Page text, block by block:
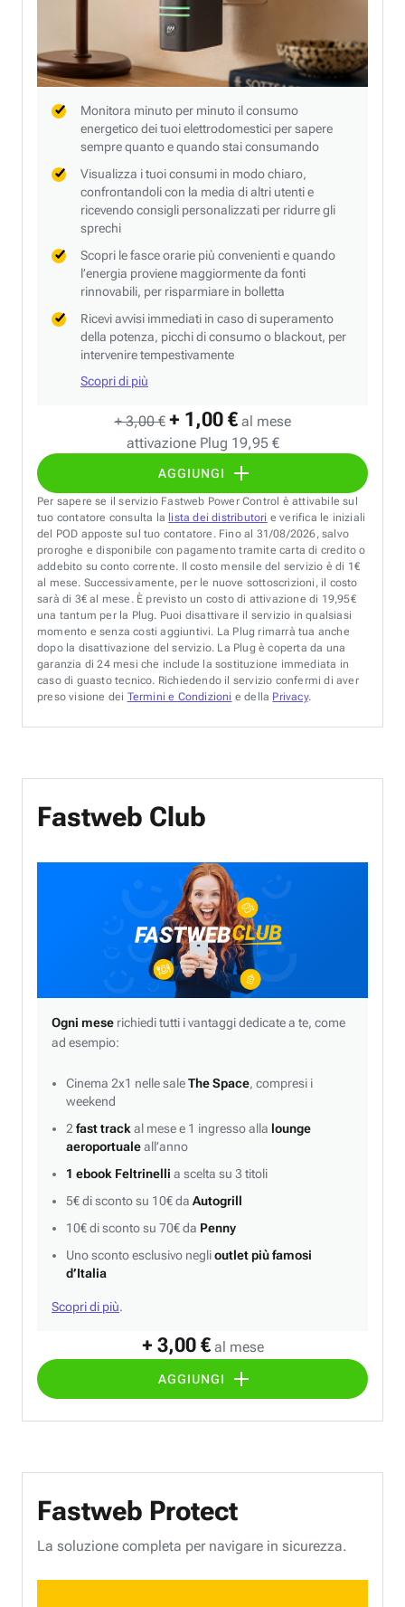
+ 3,00 € + 1,00 € al mese
attivazione Plug 19,95 €
AGGIUNGI
Monitora minuto per minuto il consumo
energetico dei tuoi elettrodomestici per sapere
sempre quanto e quando stai consumando
Visualizza i tuoi consumi in modo chiaro,
confrontandoli con la media di altri utenti e
ricevendo consigli personalizzati per ridurre gli
sprechi
Scopri le fasce orarie più convenienti e quando
l’energia proviene maggiormente da fonti
rinnovabili, per risparmiare in bolletta
Ricevi avvisi immediati in caso di superamento
della potenza, picchi di consumo o blackout, per
intervenire tempestivamente
Scopri di più
Per sapere se il servizio Fastweb Power Control è attivabile sul
tuo contatore consulta la lista dei distributori e verifica le iniziali
del POD apposte sul tuo contatore. Fino al 31/08/2026, salvo
proroghe e disponibile con pagamento tramite carta di credito o
addebito su conto corrente. Il costo mensile del servizio è di 1€
al mese. Successivamente, per le nuove sottoscrizioni, il costo
sarà di 3€ al mese. È previsto un costo di attivazione di 19,95€
una tantum per la Plug. Puoi disattivare il servizio in qualsiasi
momento e senza costi aggiuntivi. La Plug rimarrà tua anche
dopo la disattivazione del servizio. La Plug è coperta da una
garanzia di 24 mesi che include la sostituzione immediata in
caso di guasto tecnico. Richiedendo il servizio confermi di aver
preso visione dei Termini e Condizioni e della Privacy.
Fastweb Club
+ 3,00 € al mese
AGGIUNGI
Ogni mese richiedi tutti i vantaggi dedicate a te, come
ad esempio:
Cinema 2x1 nelle saleThe Space, compresi i
weekend
2 fast track al mese e 1 ingresso alla lounge
aeroportualeall’anno
1 ebook Feltrinelli a scelta su 3 titoli
5€ di sconto su 10€ da Autogrill
10€ di sconto su 70€ da Penny
Uno sconto esclusivo neglioutlet più famosi
d’Italia
Scopri di più.
Fastweb Protect
La soluzione completa per navigare in sicurezza.